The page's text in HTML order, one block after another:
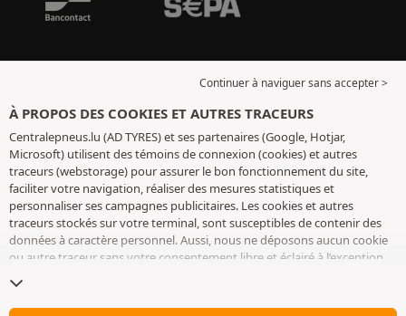
Continuer à naviguer sans accepter >
À PROPOS DES COOKIES ET AUTRES TRACEURS
Centralepneus.lu (AD TYRES) et ses partenaires (Google, Hotjar,
Microsoft) utilisent des témoins de connexion (cookies) et autres
traceurs (webstorage) pour assurer le bon fonctionnement du site,
faciliter votre navigation, réaliser des mesures statistiques et
personnaliser ses campagnes publicitaires. Les cookies et autres
traceurs stockés sur votre terminal, sont susceptibles de contenir des
données à caractère personnel. Aussi, nous ne déposons aucun cookie
ou autre traceur sans votre consentement libre et éclairé à l’exception
conservons votre choix pendant 6 mois. Vous pouvez retirer votre
consentement à tout moment en vous rendant sur lapage cookies et